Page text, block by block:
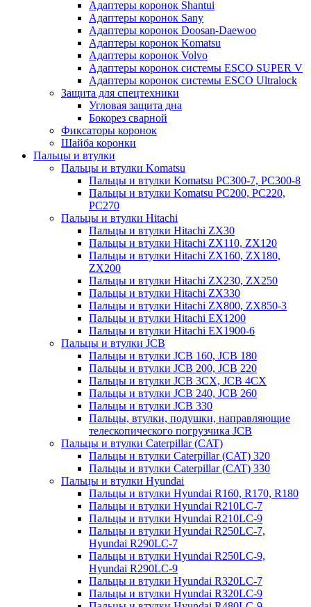
Адаптеры коронок Shantui
Адаптеры коронок Sany
Адаптеры коронок Doosan-Daewoo
Адаптеры коронок Komatsu
Адаптеры коронок Volvo
Адаптеры коронок системы ESCO SUPER V
Адаптеры коронок системы ESCO Ultralock
Защита для спецтехники
Угловая защита дна
Бокорез сварной
Фиксаторы коронок
Шайба коронки
Пальцы и втулки
Пальцы и втулки Komatsu
Пальцы и втулки Komatsu PC300-7, PC300-8
Пальцы и втулки Komatsu PC200, PC220,
PC270
Пальцы и втулки Hitachi
Пальцы и втулки Hitachi ZX30
Пальцы и втулки Hitachi ZX110, ZX120
Пальцы и втулки Hitachi ZX160, ZX180,
ZX200
Пальцы и втулки Hitachi ZX230, ZX250
Пальцы и втулки Hitachi ZX330
Пальцы и втулки Hitachi ZX800, ZX850-3
Пальцы и втулки Hitachi EX1200
Пальцы и втулки Hitachi EX1900-6
Пальцы и втулки JCB
Пальцы и втулки JCB 160, JCB 180
Пальцы и втулки JCB 200, JCB 220
Пальцы и втулки JCB 3CX, JCB 4CX
Пальцы и втулки JCB 240, JCB 260
Пальцы и втулки JCB 330
Пальцы, втулки, подушки, направляющие
телескопического погрузчика JCB
Пальцы и втулки Caterpillar (CAT)
Пальцы и втулки Caterpillar (CAT) 320
Пальцы и втулки Caterpillar (CAT) 330
Пальцы и втулки Hyundai
Пальцы и втулки Hyundai R160, R170, R180
Пальцы и втулки Hyundai R210LC-7
Пальцы и втулки Hyundai R210LC-9
Пальцы и втулки Hyundai R250LC-7,
Hyundai R290LC-7
Пальцы и втулки Hyundai R250LC-9,
Hyundai R290LC-9
Пальцы и втулки Hyundai R320LC-7
Пальцы и втулки Hyundai R320LC-9